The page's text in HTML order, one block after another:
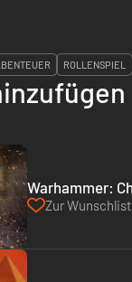
ROLLENSPIEL
Warhammer:
Zur